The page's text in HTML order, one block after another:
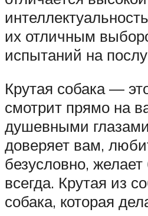
их отличным
испытаний на
Крутая собака —
смотрит прямо на
душевными
доверяет вам,
безусловно,
всегда. Крутая из
собака, которая